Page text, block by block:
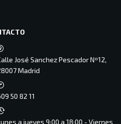
José Sanchez Pescador Nº12,
Madrid
50 82 11
a jueves 9:00 a 18:00 - Viernes